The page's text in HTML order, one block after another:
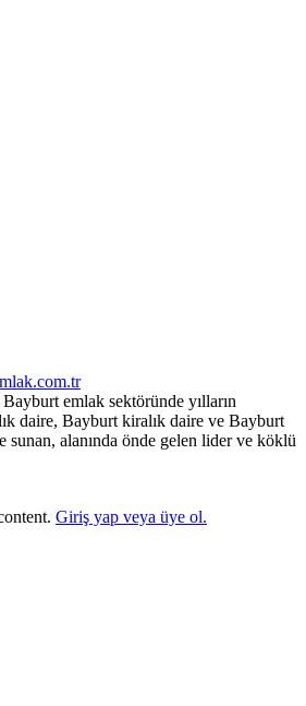
emlak sektöründe yılların
daire, Bayburt kiralık daire ve Bayburt
sunan, alanında önde gelen lider ve köklü
Giriş yap veya üye ol.